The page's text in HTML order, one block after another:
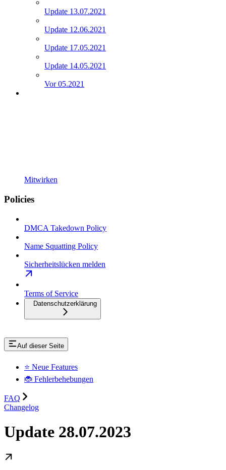
Update 13.07.2021
Update 12.06.2021
Update 17.05.2021
Update 14.05.2021
Vor 05.2021
Mitwirken
Policies
DMCA Takedown Policy
Name Squatting Policy
Sicherheitslücken melden
Terms of Service
Datenschutzerklärung
Auf dieser Seite
⭐ Neue Features
🐞 Fehlerbehebungen
FAQ
Changelog
Update 28.07.2023